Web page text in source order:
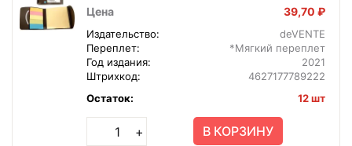
6x25л 5 пастель 2011001
Цена 39,70 ₽
Издательство:
deVENTE
Переплет:
*Мягкий переплет
Год издания:
2021
Штрихкод:
4627177789222
Остаток:
12 шт
+ В КОРЗИНУ